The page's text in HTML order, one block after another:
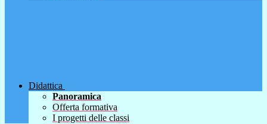
Didattica
Panoramica
Offerta formativa
I progetti delle classi